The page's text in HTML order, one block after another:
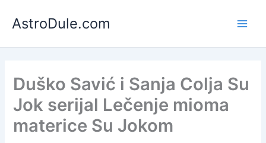
AstroDule.com
Duško Savić i Sanja Colja Su
Jok serijal Lečenje mioma
materice Su Jokom